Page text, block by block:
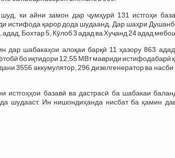
ки айни замон дар ҷумҳурӣ 131 истгоҳи
истифода қарор дода шудаанд. Дар шаҳри
адад, Бохтар 5, Кӯлоб 3 адад ва Хуҷанд 24 адад
дар шабакаҳои алоқаи барқӣ 11 ҳазору 863 адад
бо иқтидори 12,55 МВт мавриди истифодабарӣ
3556 аккумулятор, 296 дизелгенератор ва
базавӣ ва дастрасӣ ба шабакаи
шудааст. Ин нишондиҳанда нисбат ба ҳамин